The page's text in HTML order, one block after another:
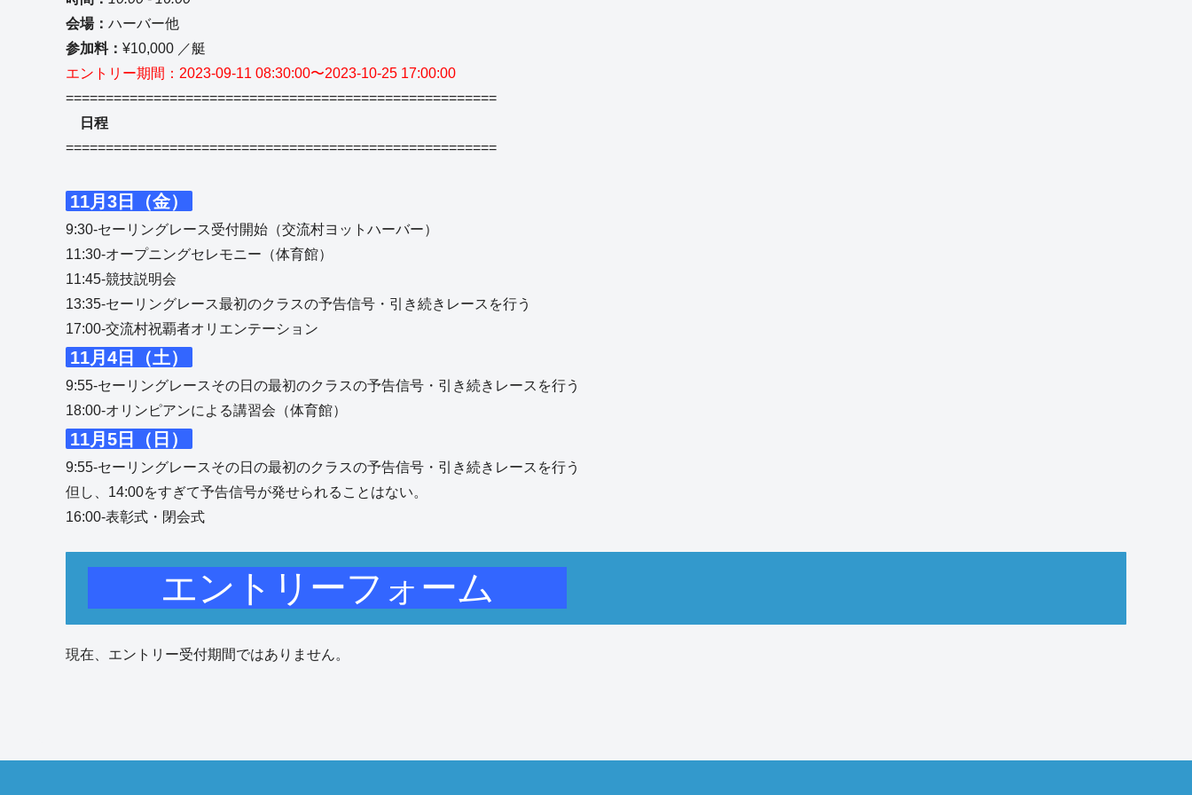
会場： ハーバー他
参加料： ¥10,000 ／艇
エントリー期間：2023-09-11 08:30:00〜2023-10-25 17:00:00
======================================================
日程
======================================================
11月3日（金）
9:30-セーリングレース受付開始（交流村ヨットハーバー）
11:30-オープニングセレモニー（体育館）
11:45-競技説明会
13:35-セーリングレース最初のクラスの予告信号・引き続きレースを行う
17:00-交流村祝覇者オリエンテーション
11月4日（土）
9:55-セーリングレースその日の最初のクラスの予告信号・引き続きレースを行う
18:00-オリンピアンによる講習会（体育館）
11月5日（日）
9:55-セーリングレースその日の最初のクラスの予告信号・引き続きレースを行う
但し、14:00をすぎて予告信号が発せられることはない。
16:00-表彰式・閉会式
エントリーフォーム
現在、エントリー受付期間ではありません。